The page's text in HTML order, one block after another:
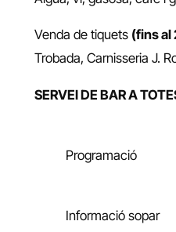
Venda de tiquets (fins al
Trobada, Carnisseria J.
SERVEI DE BAR A
Programació
Informació sopar